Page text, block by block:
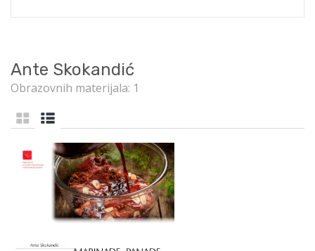
Ante Skokandić
Obrazovnih materijala: 1